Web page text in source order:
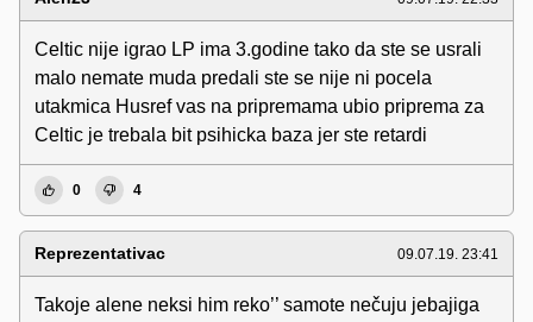
Celtic nije igrao LP ima 3.godine tako da ste se usrali
malo nemate muda predali ste se nije ni pocela
utakmica Husref vas na pripremama ubio priprema za
Celtic je trebala bit psihicka baza jer ste retardi
0 4
Reprezentativac 09.07.19. 23:41
Takoje alene neksi him reko’’ samote nečuju jebajiga